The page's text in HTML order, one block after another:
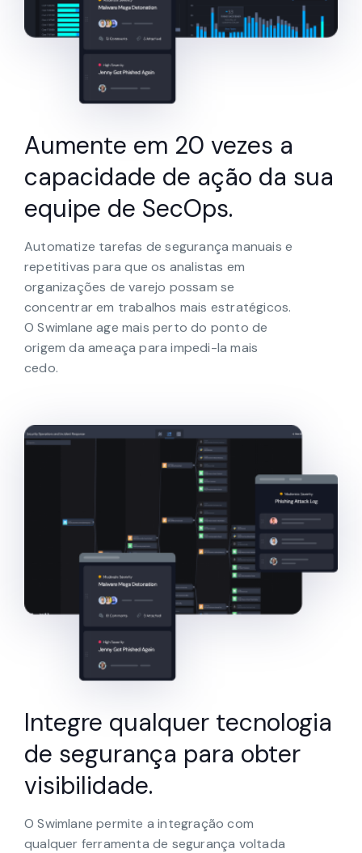
Aumente em 20 vezes a
capacidade de ação da sua
equipe de SecOps.
Automatize tarefas de segurança manuais e
repetitivas para que os analistas em
organizações de varejo possam se
concentrar em trabalhos mais estratégicos.
O Swimlane age mais perto do ponto de
Integre qualquer tecnologia
de segurança para obter
visibilidade.